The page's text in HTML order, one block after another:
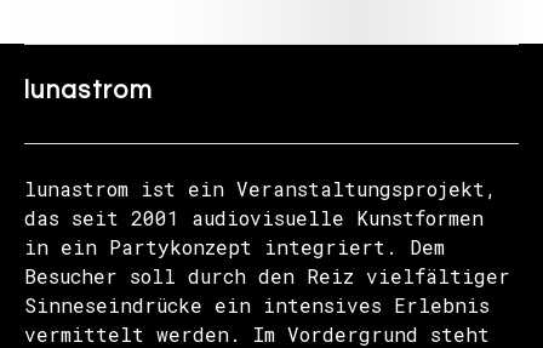
lunastrom
lunastrom ist ein Veranstaltungsprojekt,
das seit 2001 audiovisuelle Kunstformen
in ein Partykonzept integriert. Dem
Besucher soll durch den Reiz vielfältiger
Sinneseindrücke ein intensives Erlebnis
vermittelt werden. Im Vordergrund steht